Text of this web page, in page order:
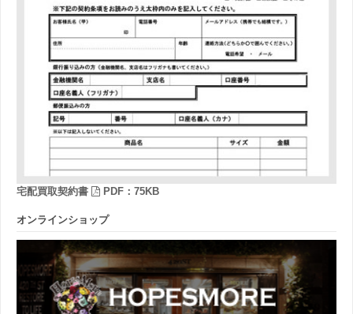
宅配買取契約書 PDF：75KB
オンラインショップ